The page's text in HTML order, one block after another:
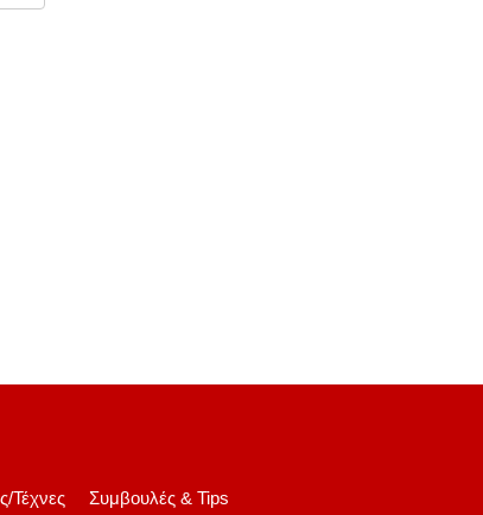
Τέχνες Συμβουλές & Tips